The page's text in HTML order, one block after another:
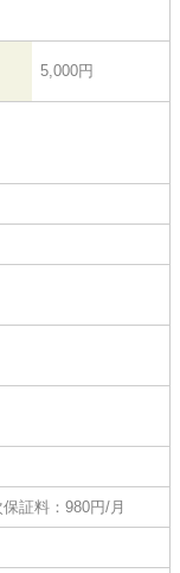
5,000円
証料：980円/月